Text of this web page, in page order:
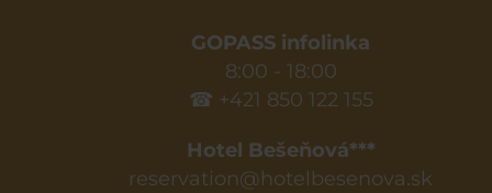
GOPASS infolinka
8:00 - 18:00
☎ +421 850 122 155
Hotel Bešeňová***
reservation@hotelbesenova.sk